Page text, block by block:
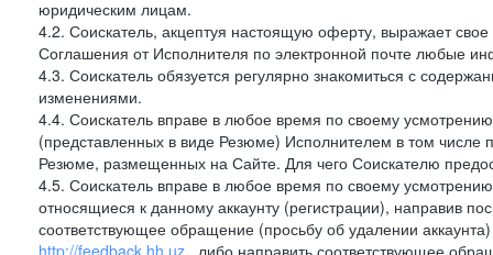
юридическим лицам.
4.2. Соискатель, акцептуя настоящую оферту, выражает свое
Соглашения от Исполнителя по электронной почте любые
4.3. Соискатель обязуется регулярно знакомиться с
изменениями.
4.4. Соискатель вправе в любое время по своему
(представленных в виде Резюме) Исполнителем в том числе
Резюме, размещенных на Сайте. Для чего Соискателю
4.5. Соискатель вправе в любое время по своему
относящиеся к данному аккаунту (регистрации), направив
соответствующее обращение (просьбу об удалении
http://feedback.hh.uz , либо направить соответствующее